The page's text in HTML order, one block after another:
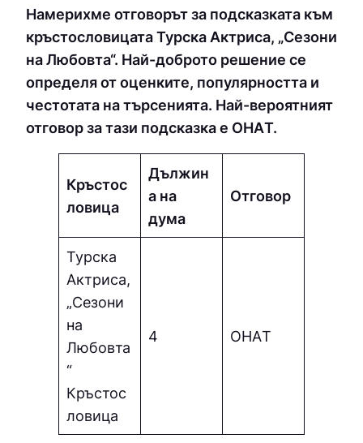
Намерихме отговорът за подсказката към
кръстословицата Турска Актриса, „Сезони
на Любовта“. Най-доброто решение се
определя от оценките, популярността и
честотата на търсенията. Най-вероятният
отговор за тази подсказка е ОНAТ.
Кръстос
ловица
Дължин
а на
дума
Отговор
Турска
Актриса,
„Сезони
на
Любовта
“
Кръстос
ловица
4 ОНAТ